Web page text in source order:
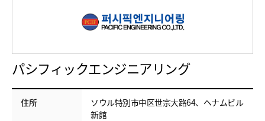
パシフィックエンジニアリング
住所
ソウル特別市中区世宗大路64、ヘナムビル
新館